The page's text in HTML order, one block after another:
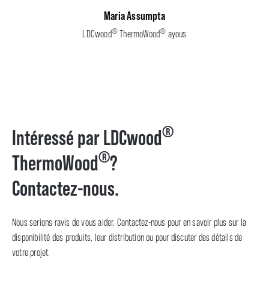
Maria Assumpta
LDCwood®ThermoWood® ayous
Intéressé par LDCwood®
ThermoWood®?
Contactez-nous.
Nous serions ravis de vous aider. Contactez-nous pour en savoir plus sur la
disponibilité des produits, leur distribution ou pour discuter des détails de
votre projet.